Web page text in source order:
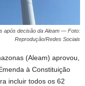
após decisão da Aleam — Foto:
Reprodução/Redes Sociais
(Aleam) aprovou,
à Constituição
incluir todos os 62